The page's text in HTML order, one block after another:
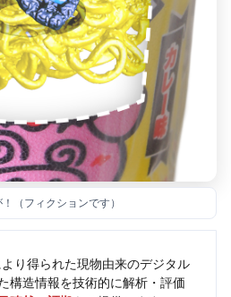
（フィクションです）
り得られた現物由来のデジタル
構造情報を技術的に解析・評価